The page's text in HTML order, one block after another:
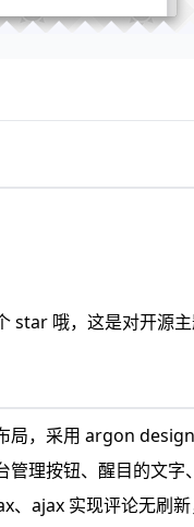
star 哦，这是对开源
局，采用 argon
管理按钮、醒目的文
、ajax 实现评论无刷